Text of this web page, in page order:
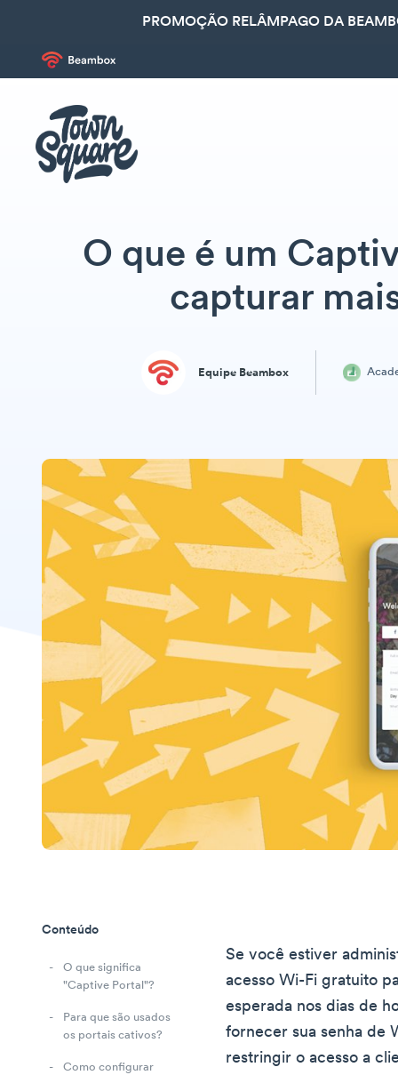
PROMOÇÃO RELÂMPAGO DA
O que é um
capturar
Equipe Beambox
Conteúdo
O que significa
"Captive Portal"?
Para que são usados
os portais cativos?
Como configurar
Se você estiver
acesso Wi-Fi gratuito
esperada nos dias de
fornecer sua senha de
restringir o acesso a